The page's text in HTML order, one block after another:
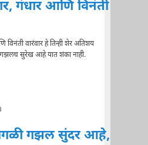
गंधार आणि विनंती
विनंती वारंवार हे तिन्ही शेर अतिशय
सुरेख आहे यात शंका नाही.
गझल सुंदर आहे,